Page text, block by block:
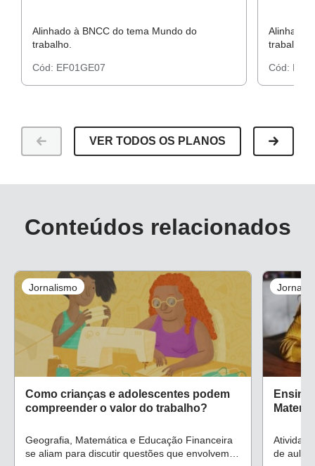
Alinhado à BNCC do tema Mundo do
trabalho.
Cód: EF01GE07
Alinhado
trabalho.
Cód:
VER TODOS OS PLANOS
Conteúdos relacionados
Jornalismo
Como crianças e adolescentes podem
compreender o valor do trabalho?
Geografia, Matemática e Educação Financeira
se aliam para discutir questões que envolvem
Ensino
de aula